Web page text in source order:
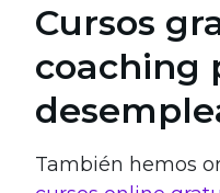
Cursos
coaching
También hemos